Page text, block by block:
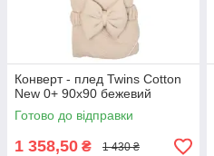
Конверт - плед Twins Cotton
New 0+ 90х90 бежевий
Готово до відправки
1 358,50 ₴ 1 430 ₴